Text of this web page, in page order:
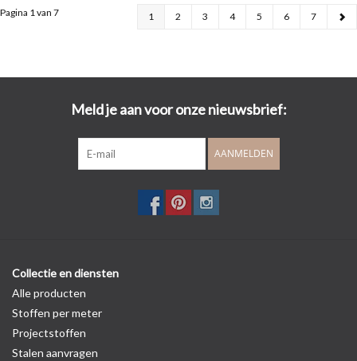
Pagina 1 van 7 1 2 3 4 5 6 7
Meld je aan voor onze nieuwsbrief:
AANMELDEN
Collectie en diensten
Alle producten
Stoffen per meter
Projectstoffen
Stalen aanvragen